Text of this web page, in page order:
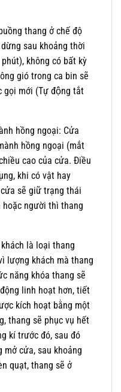
thang ở chế độ
sau khoảng thời
không có bất kỳ
gió trong ca bin sẽ
gọi mới (Tự động tắt
hồng ngoại: Cửa
hồng ngoại (mắt
cao của cửa. Điều
khi có vật hay
sẽ giữ trạng thái
hoặc người thì thang
là loại thang
lượng khách mà thang
năng khóa thang sẽ
linh hoạt hơn, tiết
kích hoạt bằng một
thang sẽ phục vụ hết
kí trước đó, sau đó
cửa, sau khoảng
quạt, thang sẽ ở